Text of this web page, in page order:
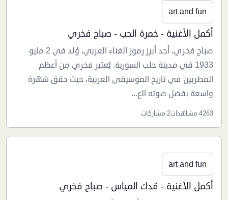
art and fun
أكمل الأغنية - خمرة الحب - صباح فخري
صباح فخري، أحد أبرز رموز الغناء العربي، وُلد في 2 مايو
1933 في مدينة حلب السورية. يُعتبر فخري من أعظم
المطربين في تاريخ الموسيقى العربية، حيث حقق شهرة
واسعة بفضل صوته الع...
4263 مشاهدات 2 مشاركات
art and fun
أكمل الأغنية - قدك المياس - صباح فخري